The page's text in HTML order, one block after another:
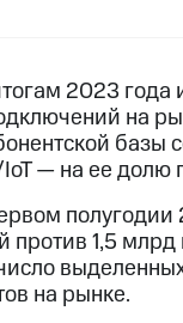
2023
на
базы
— на ее долю
против 1,5
на рынке.